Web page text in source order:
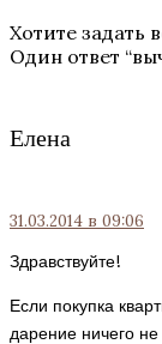
Хотите задать
Один ответ “
Елена
31.03.2014 в 09:06
Здравствуйте!
Если покупка
дарение ничего